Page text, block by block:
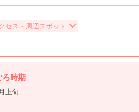
セス・周辺スポット
ろ時期
上旬